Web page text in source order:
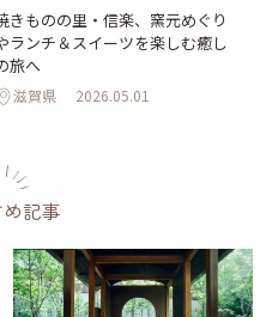
きものの里・信楽、窯元めぐり
ランチ＆スイーツを楽しむ癒し
旅へ
滋賀県 2026.05.01
記事